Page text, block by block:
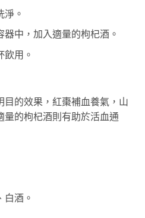
淨。
中，加入適量的枸杞酒。
飲用。
目的效果，紅棗補血養氣，山
量的枸杞酒則有助於活血通
白酒。